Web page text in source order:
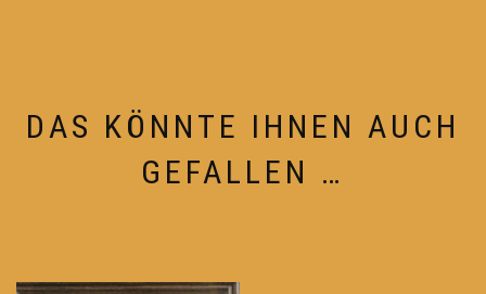
DAS KÖNNTE IHNEN AUCH
GEFALLEN …